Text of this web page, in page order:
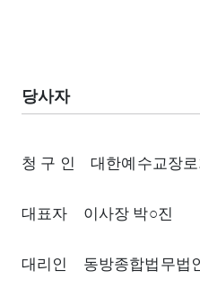
당사자
청 구 인 대한예수교장로
대표자 이사장 박○진
대리인 동방종합법무법